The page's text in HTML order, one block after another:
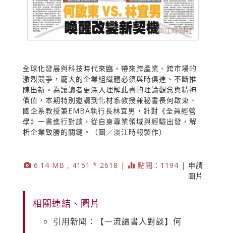
全球化發展與科技時代來臨，帶來跨產業、跨市場的
激烈競爭，龐大的企業組織體必須與時俱進、不斷推
陳出新。為讓讀者更深入理解此書的理論觀念與精神
價值，本期特別邀請到化材系教授兼秘書長何啟東、
國企系教授兼EMBA執行長林宜男，針對《全員經營
學》一書進行對談，從自身專業領域與經驗出發，解
析企業致勝的關鍵。（圖／淡江時報製作）
6.14 MB , 4151 * 2618 | 點閱：1194 | 申請
圖片
相關連結、圖片
引用新聞：【一流讀書人對談】何